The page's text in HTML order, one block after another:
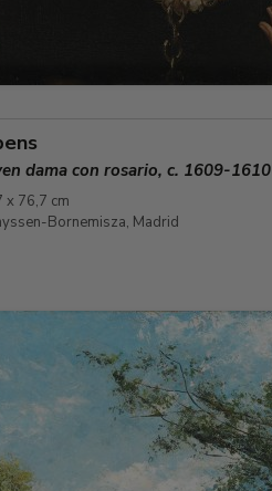
dama con rosario, c. 1609-1610
x 76,7 cm
Bornemisza, Madrid